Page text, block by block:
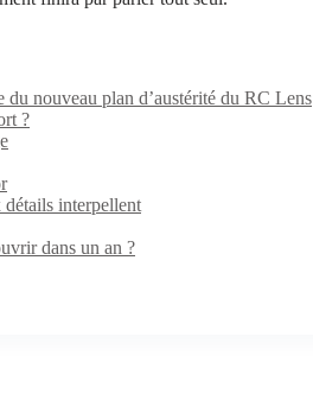
du nouveau plan d’austérité du RC Lens
?
interpellent
dans un an ?